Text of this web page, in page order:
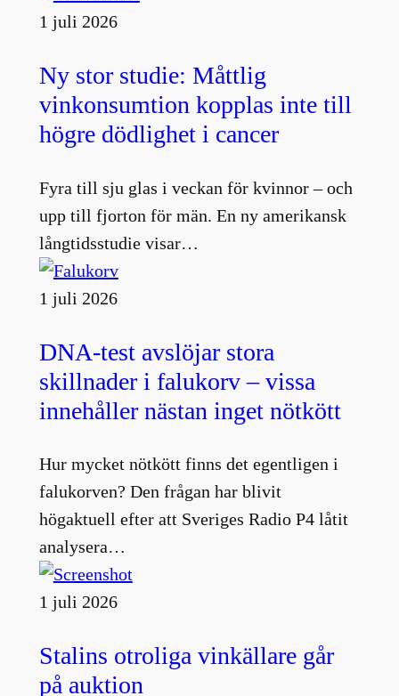
1 juli 2026
Ny stor studie: Måttlig
vinkonsumtion kopplas inte till
högre dödlighet i cancer
Fyra till sju glas i veckan för kvinnor – och
upp till fjorton för män. En ny amerikansk
långtidsstudie visar…
1 juli 2026
DNA-test avslöjar stora
skillnader i falukorv – vissa
innehåller nästan inget nötkött
Hur mycket nötkött finns det egentligen i
falukorven? Den frågan har blivit
högaktuell efter att Sveriges Radio P4 låtit
analysera…
1 juli 2026
Stalins otroliga vinkällare går
på auktion